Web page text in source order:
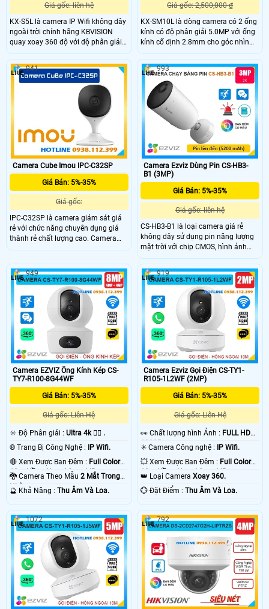
Giá gốc: liên hệ
KX-S5L là camera IP Wifi không dây
ngoài trời chính hãng KBVISION
quay xoay 360 độ với độ phân giải
5MP sắc nét. Camera trang bị hồng
ngoại 30m, ánh sáng kép full color,
đàm thoại hai chiều, khe cắm thẻ
nhớ lên đến 256GB và khả năng
phân biệt người – xe thông minh.
Với chuẩn chống nước IP66 và tính
năng cảnh báo tích hợp, KX-S5L là
lựa chọn giá rẻ hiệu quả giám sát
an ninh ngoài trời.
Giá gốc: 2,500,000 ₫
KX-SM10L là dòng camera có 2 ống
kính có độ phân giải 5.0MP với ống
kính cố định 2.8mm cho góc nhìn
rộng 95°, ống kính quay quét 6mm
hỗ trợ điều khiển từ xa, tích hợp
micro và loa giúp đàm thoại 2 chiều,
trang bị đèn Led giúp nhìn có màu
vào ban đên.
Camera Cube Imou IPC-C32SP
Giá Bán: 5%-35%
Giá gốc:
IPC-C32SP là camera giám sát giá
rẻ với chức năng chuyên dụng giá
thành rẻ chất lượng cao. Camera
không dây này đi kèm công nghệ
phép hỗ trợ đàm thoại hai chiều, tạo
sự linh hoạt và tiện dụng cho người
941
Camera Ezviz Dùng Pin CS-HB3-
B1 (3MP)
Giá Bán: 5%-35%
Giá gốc: liên hệ
CS-HB3-B1 là loại camera giá rẻ
không dây sử dụng pin năng lượng
mặt trời với chip CMOS, hình ảnh
sinh động và khả năng xem ban
đêm với hồng ngoại 15m có hỗ trợ
màu ban đêm. Độ phân giải 3.0 MP
và tích hợp công nghệ nhận biết
người giúp cho hình ảnh luôn chất
lượng, đàm thoại 2 chiều chống chịu
được mọi thời tiết tấm pin sử dụng
lên đến 120 ngày (5200 mAh) .
993
Camera EZVIZ Ống Kính Kép CS-
TY7-R100-8G44WF
Giá Bán: 5%-35%
Giá gốc: Liên Hệ
🔆 Độ Phân giải : Ultra 4k 👍🏾 .
®️ Trang Bị Công Nghệ :
IP Wifi.
🔴 Xem Được Ban Đêm : Full Color
10m Hồng Ngoại Smart IR.
🐉️ Camera Theo Mẫu 2 Mắt Trong
Nhà.
️🔮 Khả Năng : Thu Âm Và Loa.
949
Camera Ezviz Gọi Điện CS-TY1-
R105-1L2WF (2MP)
Giá Bán: 5%-35%
Giá gốc: Liên Hệ
️👀 Chất lượng hình Ảnh : FULL HD
1080P .
✳️ Camera Công nghệ :
IP Wifi.
💥 Xem Được Ban Đêm : Full Color
10m Hồng Ngoại Smart IR.
👑 Loại CameraXoay 360.
️💮 Đặt Điểm :Thu Âm Và Loa.
919
1072 792